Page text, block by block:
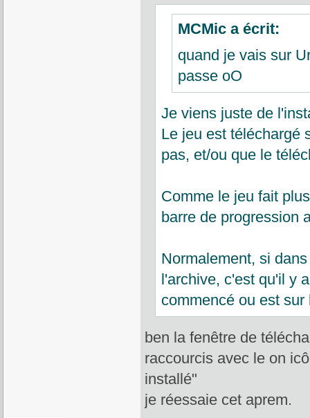
MCMic a écrit:
quand je vais sur
passe oO
Je viens juste de
Le jeu est téléchargé
pas, et/ou que le
Comme le jeu fait
barre de progression
Normalement, si
l'archive, c'est qu'il y
commencé ou est
ben la fenêtre de
raccourcis avec le on
installé"
je réessaie cet aprem.